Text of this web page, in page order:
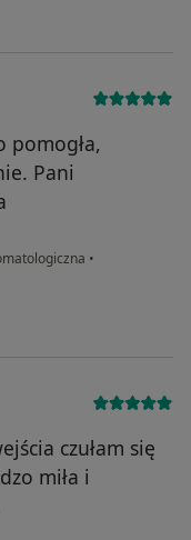
pomogła,
Pani
•
czułam się
miła i